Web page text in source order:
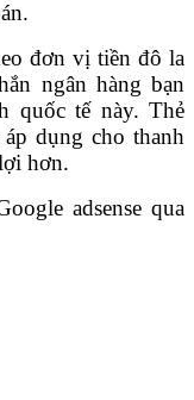
đơn vị tiền đô la
ngân hàng bạn
quốc tế này. Thẻ
dụng cho thanh
hơn.
adsense qua